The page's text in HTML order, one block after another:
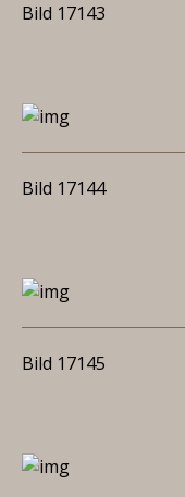
Bild 17143
Bild 17144
Bild 17145